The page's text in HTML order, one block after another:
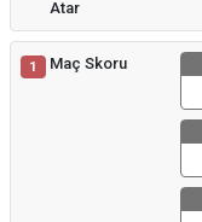
Atar
1 Maç Skoru